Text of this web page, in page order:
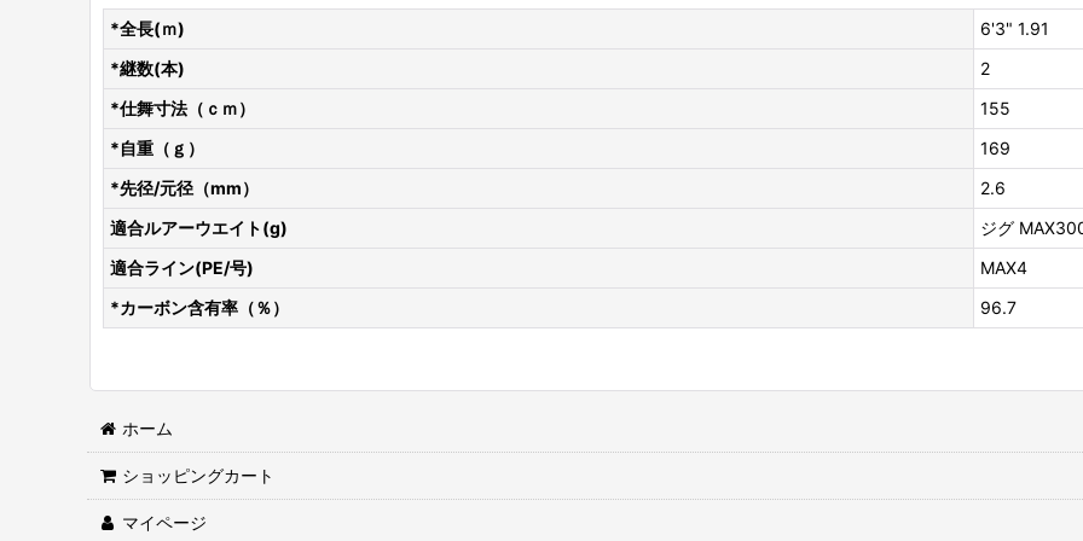
*全長(ｍ)
6'3" 1.91
*継数(本)
2
*仕舞寸法（ｃｍ）
155
*自重（ｇ）
169
*先径/元径（mm）
2.6
適合ルアーウエイト(g)
ジグ
適合ライン(PE/号)
MAX4
*カーボン含有率（％）
96.7
ホーム
ショッピングカート
マイページ